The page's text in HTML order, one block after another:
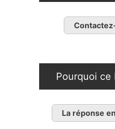
Pourquoi ce
La réponse